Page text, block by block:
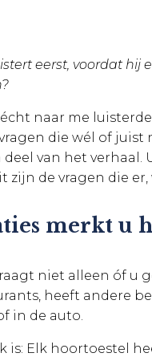
eerst, voordat hij
naar me
die wél of
van het
zijn de vragen die
merkt u
niet alleen óf u
heeft andere
in de auto.
is: Elk hoortoestel